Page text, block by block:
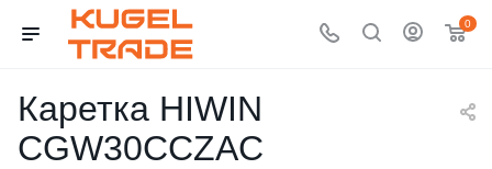
0
Каретка HIWIN
CGW30CCZAC